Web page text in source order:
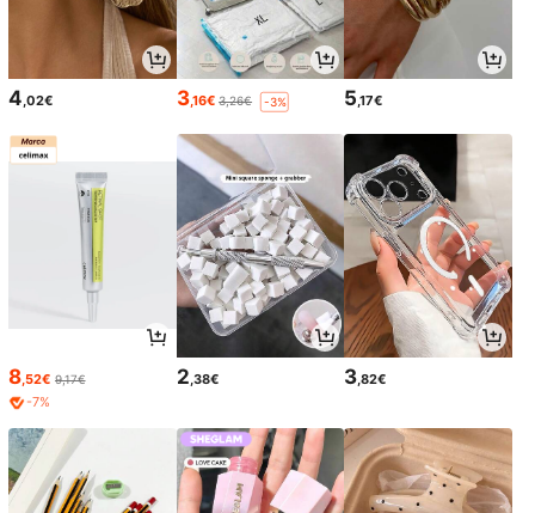
4,02€ 3,16€ 3,26€ -3% 5,17€
8 ,52€ 9,17€
-7%
2 ,38€ 3 ,82€